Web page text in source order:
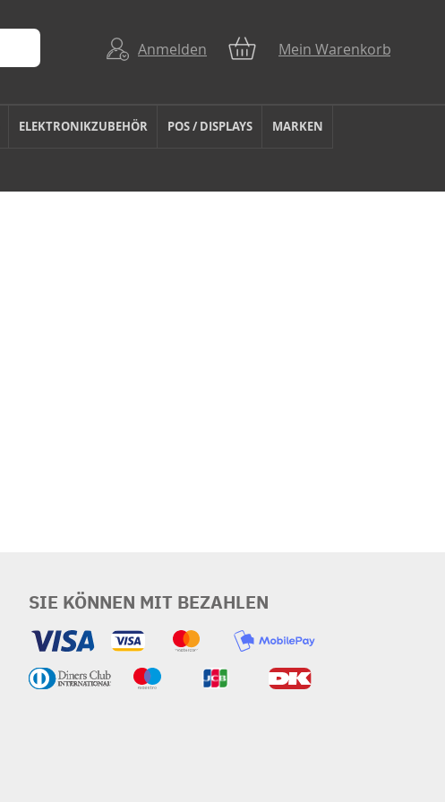
Anmelden Mein Warenkorb
ELEKTRONIKZUBEHÖR POS / DISPLAYS MARKEN
SIE KÖNNEN MIT BEZAHLEN